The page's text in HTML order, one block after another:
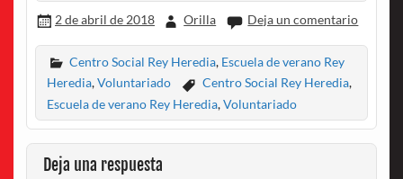
2 de abril de 2018 Orilla Deja un comentario
Centro Social Rey Heredia, Escuela de verano Rey
Heredia,Voluntariado Centro Social Rey Heredia,
Escuela de verano Rey Heredia,Voluntariado
Deja una respuesta